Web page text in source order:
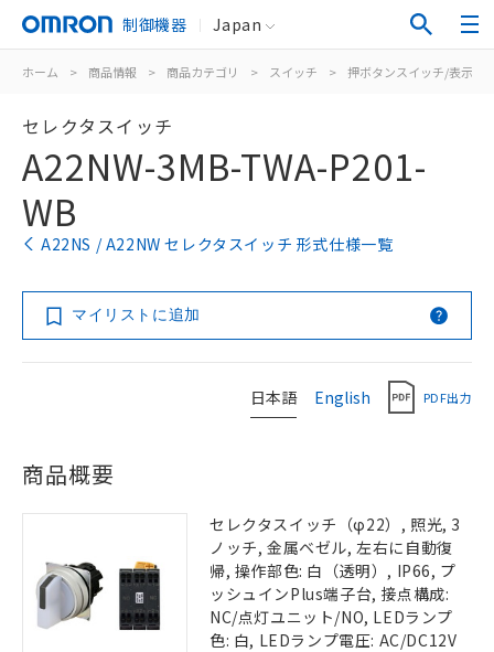
制御機器 Japan
ホーム > 商品情報 > 商品カテゴリ > スイッチ > 押ボタンスイッチ/表示灯
セレクタスイッチ
A22NW-3MB-TWA-P201-
WB
A22NS / A22NW セレクタスイッチ 形式仕様一覧
マイリストに追加
日本語 English PDF出力
商品概要
セレクタスイッチ（φ22）, 照光, 3
ノッチ, 金属ベゼル, 左右に自動復
帰, 操作部色: 白（透明）, IP66, プ
ッシュインPlus端子台, 接点構成:
NC/点灯ユニット/NO, LEDランプ
色: 白, LEDランプ電圧: AC/DC12V